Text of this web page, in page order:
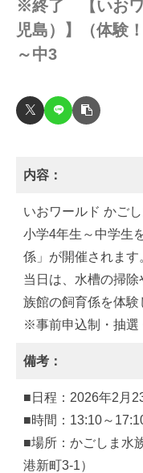
※終了 【いおワ
児島）】（体験
～中3
内容：
いおワールド かご
小学4年生～中学生
係」が開催されます
当日は、水槽の掃
族館の飼育係を体験
※事前申込制・抽選
備考：
■日程：2026年2月
■時間：13:10～
■場所：かごしま水
港新町3-1）